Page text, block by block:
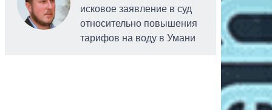
исковое заявление в суд
относительно повышения
тарифов на воду в Умани